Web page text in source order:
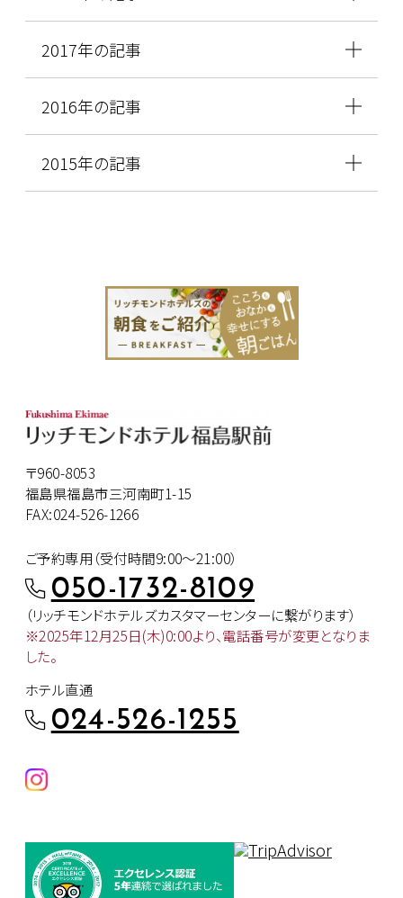
2017年の記事
2016年の記事
2015年の記事
〒960-8053
福島県福島市三河南町1-15
FAX:024-526-1266
ご予約専用（受付時間9:00～21:00）
050-1732-8109
（リッチモンドホテルズカスタマーセンターに繋がります）
※2025年12月25日(木)0:00より、電話番号が変更となりま
した。
ホテル直通
024-526-1255